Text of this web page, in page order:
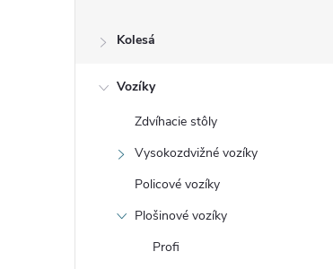
Kolesá
Vozíky
Zdvíhacie stôly
Vysokozdvižné vozíky
Policové vozíky
Plošinové vozíky
Profi